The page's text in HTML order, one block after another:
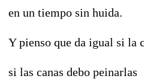
en un tiempo sin huida.
Y pienso que da igual si la
si las canas debo peinarlas